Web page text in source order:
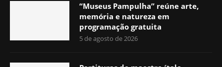
“Museus Pampulha” reúne arte,
memória e natureza em
programação gratuita
5 de agosto de 2026